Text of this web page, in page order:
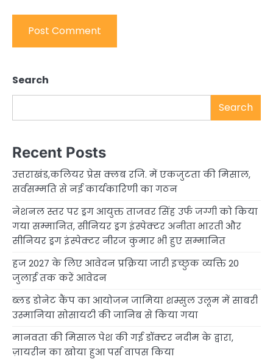
Search
Search
Recent Posts
उत्तराखंड,कलियर प्रेस क्लब रजि. में एकजुटता की मिसाल,
सर्वसम्मति से नई कार्यकारिणी का गठन
नेशनल स्तर पर ड्रग आयुक्त ताजवर सिंह उर्फ जग्गी को किया
गया सम्मानित, सीनियर ड्रग इंस्पेक्टर अनीता भारती और
सीनियर ड्रग इंस्पेक्टर नीरज कुमार भी हुए सम्मानित
हज 2027 के लिए आवेदन प्रक्रिया जारी इच्छुक व्यक्ति 20
जुलाई तक करें आवेदन
ब्लड डोनेट कैंप का आयोजन जामिया शम्सुल उलूम में साबरी
उस्मानिया सोसायटी की जानिब से किया गया
मानवता की मिसाल पेश की गई डॉक्टर नदीम के द्वारा,
ज़ायरीन का खोया हुआ पर्स वापस किया